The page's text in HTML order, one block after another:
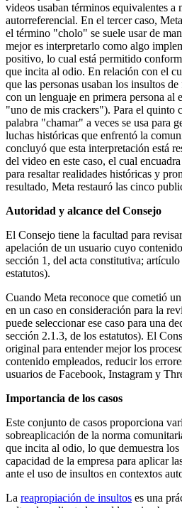
videos usaban términos equivalentes
autorreferencial. En el tercer caso,
el término "cholo" se suele usar de
mejor es interpretarlo como algo
positivo, lo cual está permitido
que incita al odio. En relación con el
que las personas usaban los insultos
con un lenguaje en primera persona al
"uno de mis crackers"). Para el quinto
palabra "chamar" a veces se usa para
luchas históricas que enfrentó la
concluyó que esta interpretación está
del video en este caso, el cual
para resaltar realidades históricas y
resultado, Meta restauró las cinco
Autoridad y alcance del Consejo
El Consejo tiene la facultad para
apelación de un usuario cuyo
sección 1, del acta constitutiva;
estatutos).
Cuando Meta reconoce que cometió
en un caso en consideración para la
puede seleccionar ese caso para una
sección 2.1.3, de los estatutos). El
original para entender mejor los
contenido empleados, reducir los
usuarios de Facebook, Instagram y
Importancia de los casos
Este conjunto de casos proporciona
sobreaplicación de la norma
que incita al odio, lo que demuestra
capacidad de la empresa para aplicar
ante el uso de insultos en contextos
La reapropiación de insultos es una